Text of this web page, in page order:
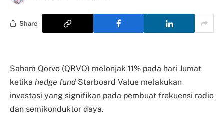
Share
Saham Qorvo (QRVO) melonjak 11% pada hari Jumat
ketika hedge fund Starboard Value melakukan
investasi yang signifikan pada pembuat frekuensi radio
dan semikonduktor daya.